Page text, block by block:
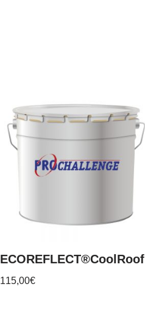
ECOREFLECT®CoolRoof
115,00€